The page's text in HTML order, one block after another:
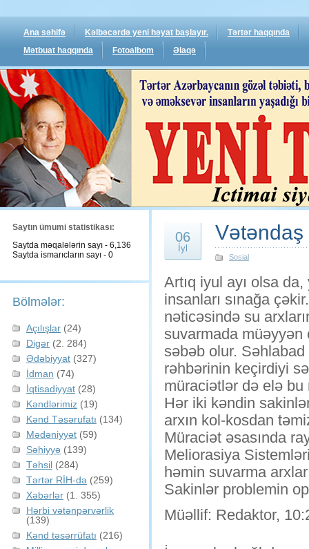
Ana səhifə Kəlbəcərdə yeni həyat başlayır.
Tərtər haqqında
Mətbuat haqqında
Fotoalbom Əlaqə
Saytın ümumi statistikası:
Saytda məqalələrin sayı - 6,136
Saytda ismarıcların sayı - 0
Bölmələr:
Açılışlar (24)
Digər (2. 284)
Ədəbiyyat (327)
İdman (74)
İqtisadiyyat (28)
Kəndlərimiz (19)
Kənd Təsərufatı (134)
Mədəniyyət (59)
Səhiyyə (139)
Təhsil (284)
Tərtər RİH-də (259)
Xəbərlər (1. 355)
Hərbi vətənpərvərlik
(139)
Kənd təsərrüfatı (216)
06
İyl
Sosial
Artıq iyul ayı olsa
insanları sınağa
nəticəsində su
suvarmada müəyyən
səbəb olur.
rəhbərinin keçirdiyi
müraciətlər də elə bu
Hər iki kəndin
arxın kol-kosdan
Müraciət əsasında
Meliorasiya
həmin suvarma
Sakinlər problemin
Müəllif: Redaktor,